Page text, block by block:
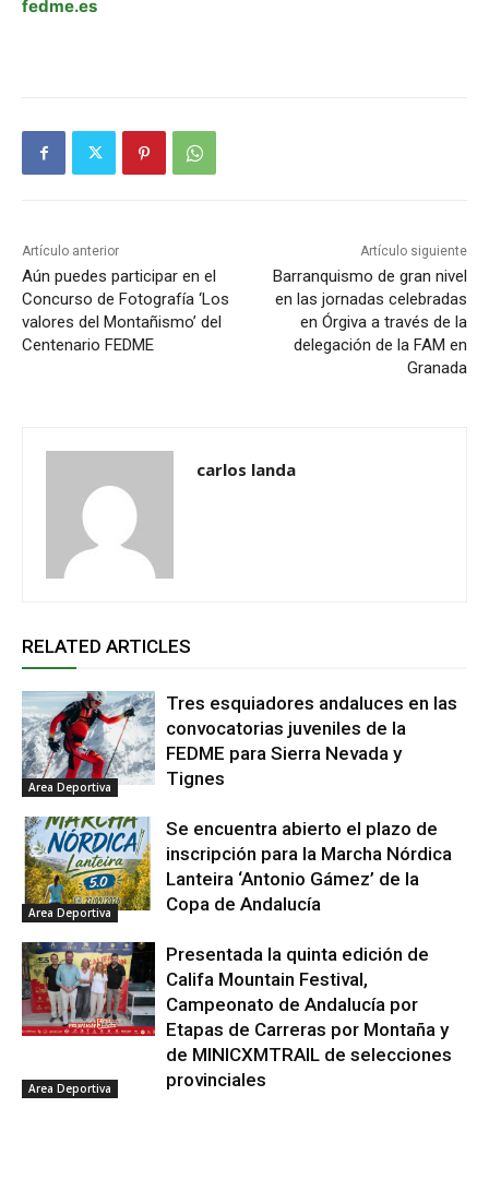
fedme.es
Artículo anterior
Aún puedes participar en el
Concurso de Fotografía ‘Los
valores del Montañismo’ del
Centenario FEDME
Artículo siguiente
Barranquismo de gran nivel
en las jornadas celebradas
en Órgiva a través de la
delegación de la FAM en
Granada
carlos landa
RELATED ARTICLES
Area Deportiva
Tres esquiadores andaluces en las
convocatorias juveniles de la
FEDME para Sierra Nevada y
Tignes
Area Deportiva
Se encuentra abierto el plazo de
inscripción para la Marcha Nórdica
Lanteira ‘Antonio Gámez’ de la
Copa de Andalucía
Area Deportiva
Presentada la quinta edición de
Califa Mountain Festival,
Campeonato de Andalucía por
Etapas de Carreras por Montaña y
de MINICXMTRAIL de selecciones
provinciales